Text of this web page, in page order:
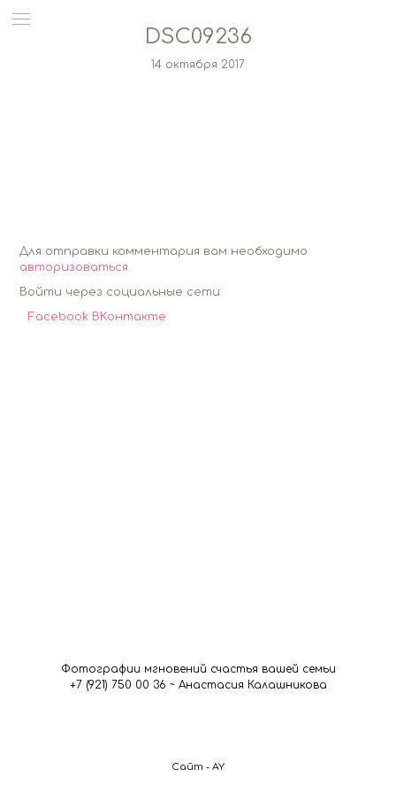
DSC09236
14 октября 2017
Для отправки комментария вам необходимо
авторизоваться.
Войти через социальные сети:
Facebook ВКонтакте
Фотографии мгновений счастья вашей семьи
+7 (921) 750 00 36 ~ Анастасия Калашникова
Сайт - AY